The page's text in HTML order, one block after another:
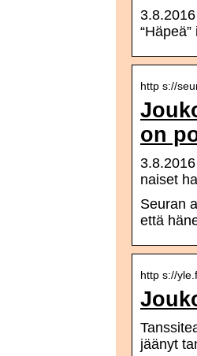
http s://
on
naiset
Seuran
että
http s://
jäänyt